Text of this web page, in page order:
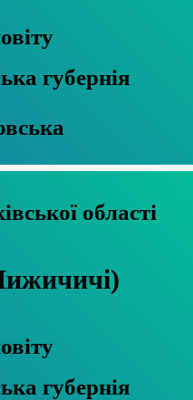
губернія
архів Харківської області
губернія